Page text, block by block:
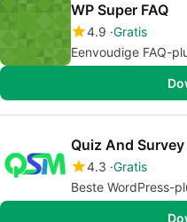
WP Super FAQ
4.9 Gratis
Eenvoudige FAQ-
4.3 Gratis
Beste WordPress-